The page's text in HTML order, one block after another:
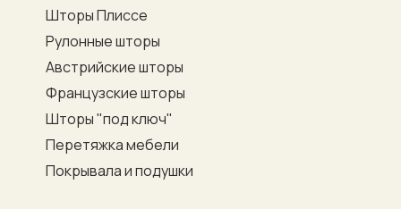
Шторы Плиссе
Шторы "под ключ"
Перетяжка мебели
Покрывала и подушки
Австрийские шторы
Французские шторы
Рулонные шторы